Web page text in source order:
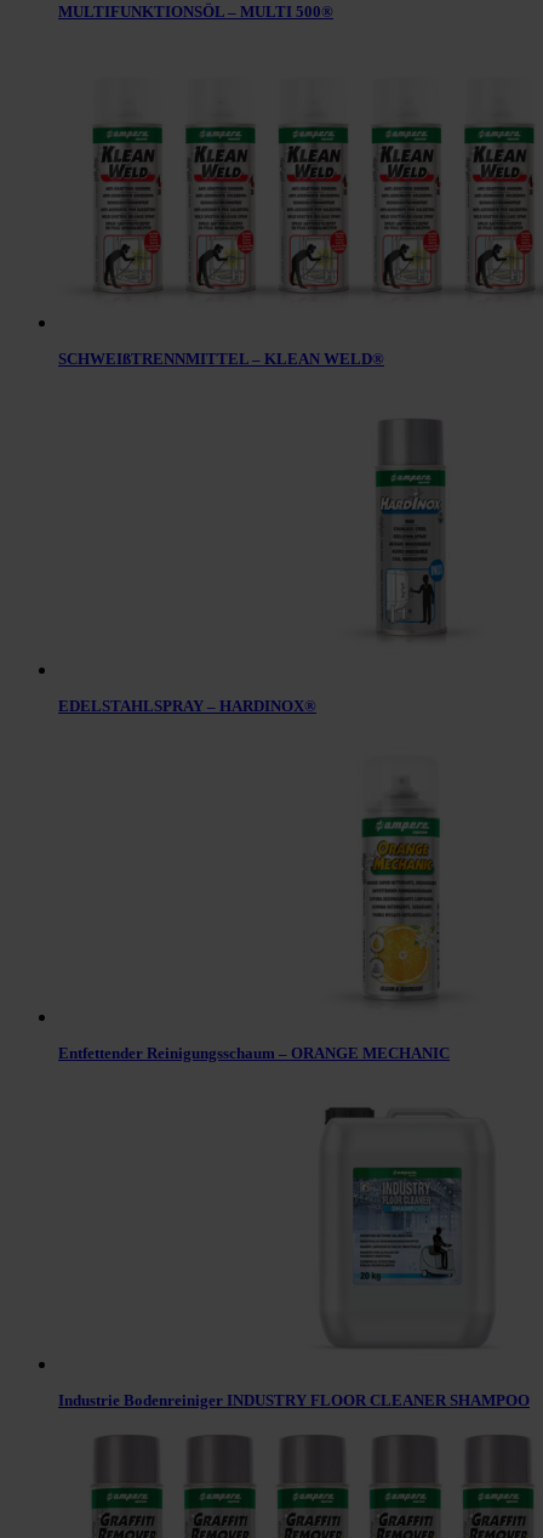
MULTIFUNKTIONSÖL – MULTI 500®
SCHWEIßTRENNMITTEL – KLEAN WELD®
EDELSTAHLSPRAY – HARDINOX®
Entfettender Reinigungsschaum – ORANGE MECHANIC
Industrie Bodenreiniger INDUSTRY FLOOR CLEANER SHAMPOO